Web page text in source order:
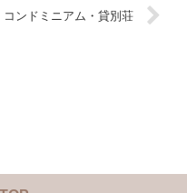
コンドミニアム・貸別荘